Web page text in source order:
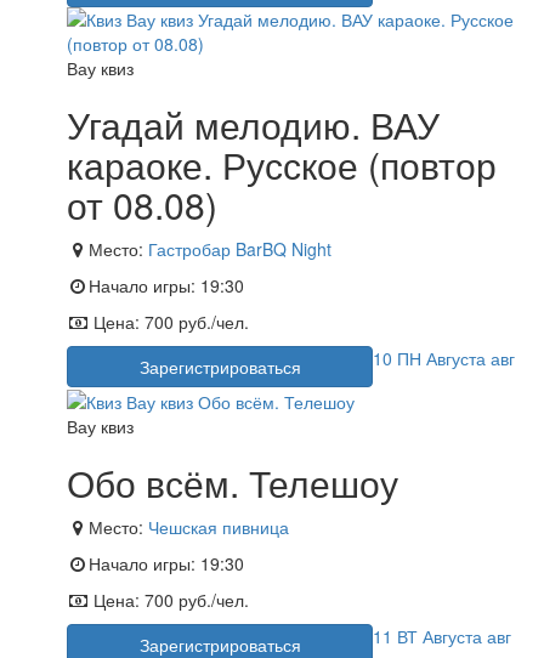
Вау квиз
Угадай мелодию. ВАУ
караоке. Русское (повтор
от 08.08)
Место: Гастробар BarBQ Night
Начало игры: 19:30
Цена: 700 руб./чел.
Зарегистрироваться
10 ПН Августа авг
Вау квиз
Обо всём. Телешоу
Место: Чешская пивница
Начало игры: 19:30
Цена: 700 руб./чел.
Зарегистрироваться
11 ВТ Августа авг